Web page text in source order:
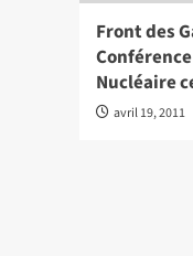
Front des
Nucléaire
avril 19, 2011